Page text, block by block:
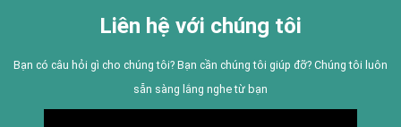
Liên hệ với chúng tôi
Bạn có câu hỏi gì cho chúng tôi? Bạn cần chúng tôi giúp đỡ? Chúng tôi luôn
sẵn sàng lắng nghe từ bạn